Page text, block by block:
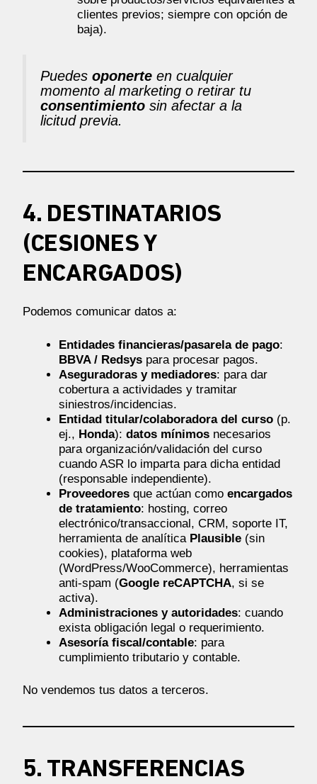
clientes previos; siempre con opción de
baja).
Puedes oponerte en cualquier
momento al marketing o retirar tu
consentimiento sin afectar a la
licitud previa.
4. DESTINATARIOS
(CESIONES Y
ENCARGADOS)
Podemos comunicar datos a:
Entidades financieras/pasarela de pago:
BBVA / Redsys para procesar pagos.
Aseguradoras y mediadores: para dar
cobertura a actividades y tramitar
siniestros/incidencias.
Entidad titular/colaboradora del curso (p.
ej., Honda): datos mínimos necesarios
para organización/validación del curso
cuando ASR lo imparta para dicha entidad
(responsable independiente).
Proveedores que actúan como encargados
de tratamiento: hosting, correo
electrónico/transaccional, CRM, soporte IT,
herramienta de analítica Plausible (sin
cookies), plataforma web
(WordPress/WooCommerce), herramientas
anti-spam (Google reCAPTCHA, si se
activa).
Administraciones y autoridades: cuando
exista obligación legal o requerimiento.
Asesoría fiscal/contable: para
cumplimiento tributario y contable.
No vendemos tus datos a terceros.
5. TRANSFERENCIAS